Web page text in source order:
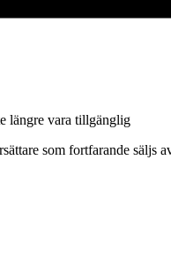
längre vara tillgänglig
som fortfarande säljs